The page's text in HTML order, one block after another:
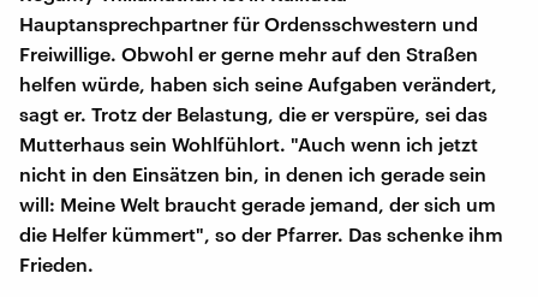
Hauptansprechpartner für Ordensschwestern und
Freiwillige. Obwohl er gerne mehr auf den Straßen
helfen würde, haben sich seine Aufgaben verändert,
sagt er. Trotz der Belastung, die er verspüre, sei das
Mutterhaus sein Wohlfühlort. "Auch wenn ich jetzt
nicht in den Einsätzen bin, in denen ich gerade sein
will: Meine Welt braucht gerade jemand, der sich um
die Helfer kümmert", so der Pfarrer. Das schenke ihm
Frieden.